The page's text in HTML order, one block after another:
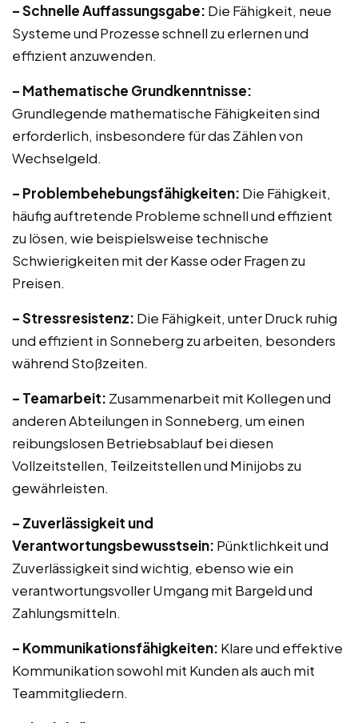
– Schnelle Auffassungsgabe: Die Fähigkeit, neue
Systeme und Prozesse schnell zu erlernen und
effizient anzuwenden.
– Mathematische Grundkenntnisse:
Grundlegende mathematische Fähigkeiten sind
erforderlich, insbesondere für das Zählen von
Wechselgeld.
– Problembehebungsfähigkeiten: Die Fähigkeit,
häufig auftretende Probleme schnell und effizient
zu lösen, wie beispielsweise technische
Schwierigkeiten mit der Kasse oder Fragen zu
Preisen.
– Stressresistenz: Die Fähigkeit, unter Druck ruhig
und effizient in Sonneberg zu arbeiten, besonders
während Stoßzeiten.
– Teamarbeit: Zusammenarbeit mit Kollegen und
anderen Abteilungen in Sonneberg, um einen
reibungslosen Betriebsablauf bei diesen
Vollzeitstellen, Teilzeitstellen und Minijobs zu
gewährleisten.
– Zuverlässigkeit und
Verantwortungsbewusstsein: Pünktlichkeit und
Zuverlässigkeit sind wichtig, ebenso wie ein
verantwortungsvoller Umgang mit Bargeld und
Zahlungsmitteln.
– Kommunikationsfähigkeiten: Klare und effektive
Kommunikation sowohl mit Kunden als auch mit
Teammitgliedern.